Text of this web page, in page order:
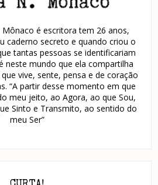
é escritora tem 26 anos,
caderno secreto e quando criou o
tantas pessoas se identificariam
neste mundo que ela compartilha
vive, sente, pensa e de coração
“A partir desse momento em que
meu jeito, ao Agora, ao que Sou,
Sinto e Transmito, ao sentido do
meu Ser”